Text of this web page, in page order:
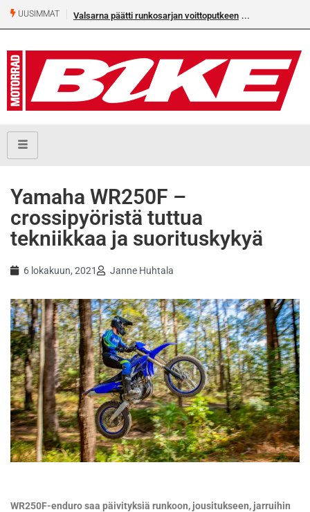
UUSIMMAT Valsarna päätti runkosarjan voittoputkeen
Yamaha WR250F –
crossipyöristä tuttua
tekniikkaa ja suorituskykyä
6 lokakuun, 2021 Janne Huhtala
WR250F-enduro saa päivityksiä runkoon, jousitukseen, jarruihin